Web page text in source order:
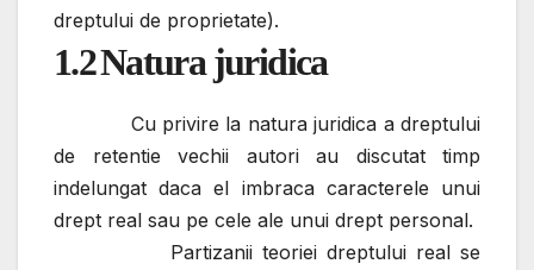
dreptului de proprietate).
1.2Natura juridica
Cu privire la natura juridica a dreptului
de retentie vechii autori au discutat timp
indelungat daca el imbraca caracterele unui
drept real sau pe cele ale unui drept personal.
Partizanii teoriei dreptului real se